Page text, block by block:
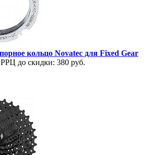
кольцо Novatec для Fixed Gear
РРЦ до скидки: 380 руб.